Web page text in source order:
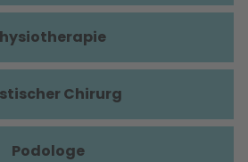
Chirurg
Podologe